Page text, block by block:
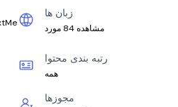
زبان ها
مشاهده 84 مورد
رتبه بندی محتوا
همه
مجوزها